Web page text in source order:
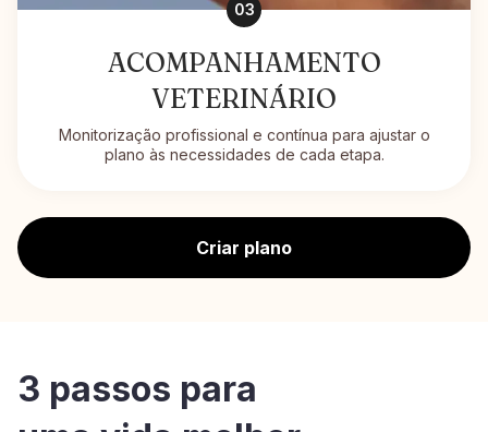
03
ACOMPANHAMENTO
VETERINÁRIO
Monitorização profissional e contínua para ajustar o
plano às necessidades de cada etapa.
Criar plano
3 passos para